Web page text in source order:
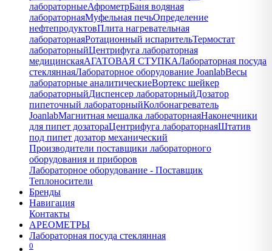
лабораторныеАфрометрБаня водяная
лабораторнаяМуфельная печьОпределение
нефтепродуктовПлита нагревательная
лабораторнаяРотационный испарительТермостат
лабораторныйЦентрифуга лабораторная
медицинскаяАГАТОВАЯ СТУПКАЛабораторная посуда
стекляннаяЛабораторное оборудование JoanlabВесы
лабораторные аналитическиеВортекс шейкер
лабораторныйДиспенсер лабораторныйДозатор
пипеточный лабораторныйКолбонагреватель
JoanlabМагнитная мешалка лабораторнаяНаконечники
для пипет дозатораЦентрифуга лабораторнаяШтатив
под пипет дозатор механический
Производители поставщики лабораторного
оборудования и приборов
Лабораторное оборудование - Поставщик
Теплоносители
Бренды
Навигация
Контакты
АРЕОМЕТРЫ
Лабораторная посуда стеклянная
0